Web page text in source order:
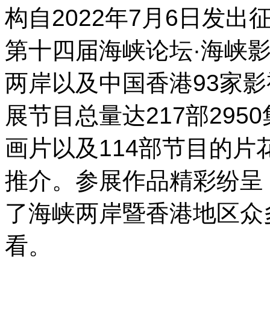
构自2022年7月6日发出
第十四届海峡论坛·海峡
两岸以及中国香港93家
展节目总量达217部
画片以及114部节目的片
推介。参展作品精彩纷
了海峡两岸暨香港地区
看。